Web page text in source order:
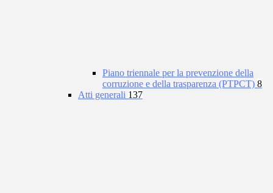
Piano triennale per la prevenzione della
corruzione e della trasparenza (PTPCT) 8
Atti generali 137